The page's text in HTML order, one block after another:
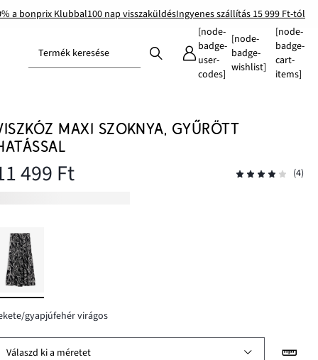
a bonprix Klubbal100 nap visszaküldésIngyenes szállítás 15 999 Ft-tól
Termék keresése
[node-
badge-
user-
codes]
[node-
badge-
wishlist]
[node-
badge-
cart-
items]
MAXI SZOKNYA, GYŰRÖTT
499 Ft (4)
gyapjúfehér virágos
Válaszd ki a méretet